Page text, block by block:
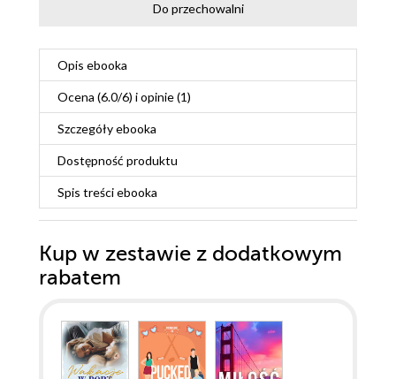
Do przechowalni
Opis ebooka
Ocena (6.0/6) i opinie (1)
Szczegółyebooka
Dostępność produktu
Spis treściebooka
Kup w zestawie z dodatkowym
rabatem